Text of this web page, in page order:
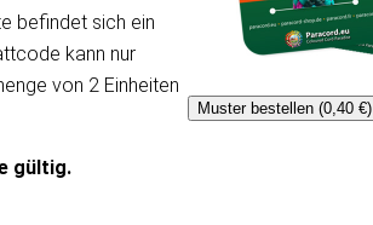
befindet sich ein
kann nur
von 2 Einheiten
gültig.
Muster bestellen (0,40 €)